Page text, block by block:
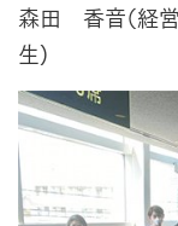
森田 香音（経
生)